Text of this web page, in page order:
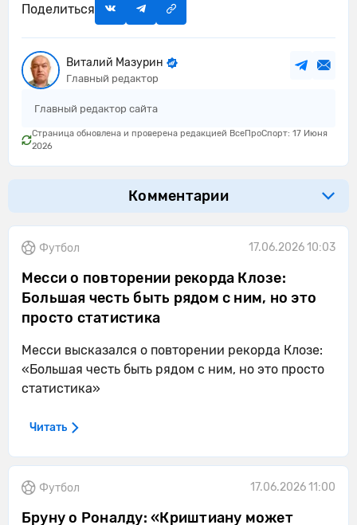
Поделиться
Виталий Мазурин
Главный редактор
Главный редактор сайта
Страница обновлена и проверена редакцией ВсеПроСпорт: 17 Июня
2026
Комментарии
Футбол 17.06.2026 10:03
Месси о повторении рекорда Клозе:
Большая честь быть рядом с ним, но это
просто статистика
Месси высказался о повторении рекорда Клозе:
«Большая честь быть рядом с ним, но это просто
статистика»
Читать
Футбол 17.06.2026 11:00
Бруну о Роналду: «Криштиану может